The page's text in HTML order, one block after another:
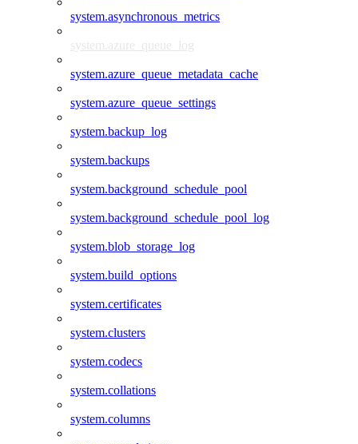
system.asynchronous_metrics
system.azure_queue_log
system.azure_queue_metadata_cache
system.azure_queue_settings
system.backup_log
system.backups
system.background_schedule_pool
system.background_schedule_pool_log
system.blob_storage_log
system.build_options
system.certificates
system.clusters
system.codecs
system.collations
system.columns